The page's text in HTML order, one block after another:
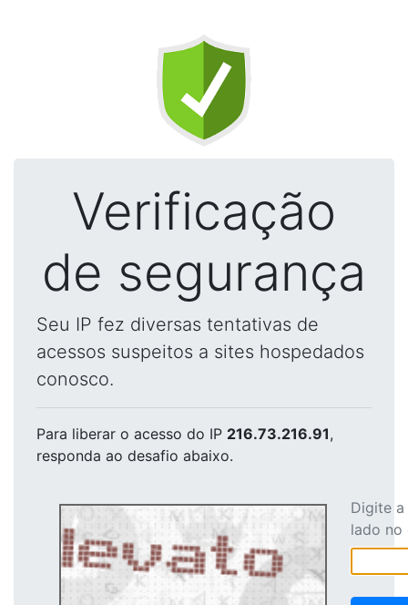
Verificação
de segurança
Seu IP fez diversas tentativas de
acessos suspeitos a sites hospedados
conosco.
Para liberar o acesso do IP 216.73.216.91,
responda ao desafio abaixo.
Digite
lado no